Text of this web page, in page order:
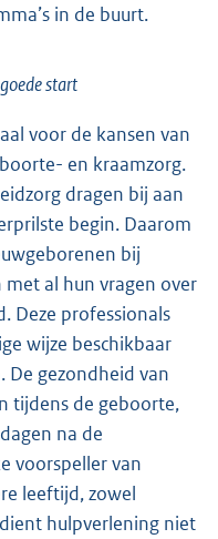
in de buurt.
start
voor de kansen van
en kraamzorg.
dragen bij aan
begin. Daarom
bij
al hun vragen over
Deze professionals
wijze beschikbaar
De gezondheid van
tijdens de geboorte,
na de
voorspeller van
leeftijd, zowel
hulpverlening niet